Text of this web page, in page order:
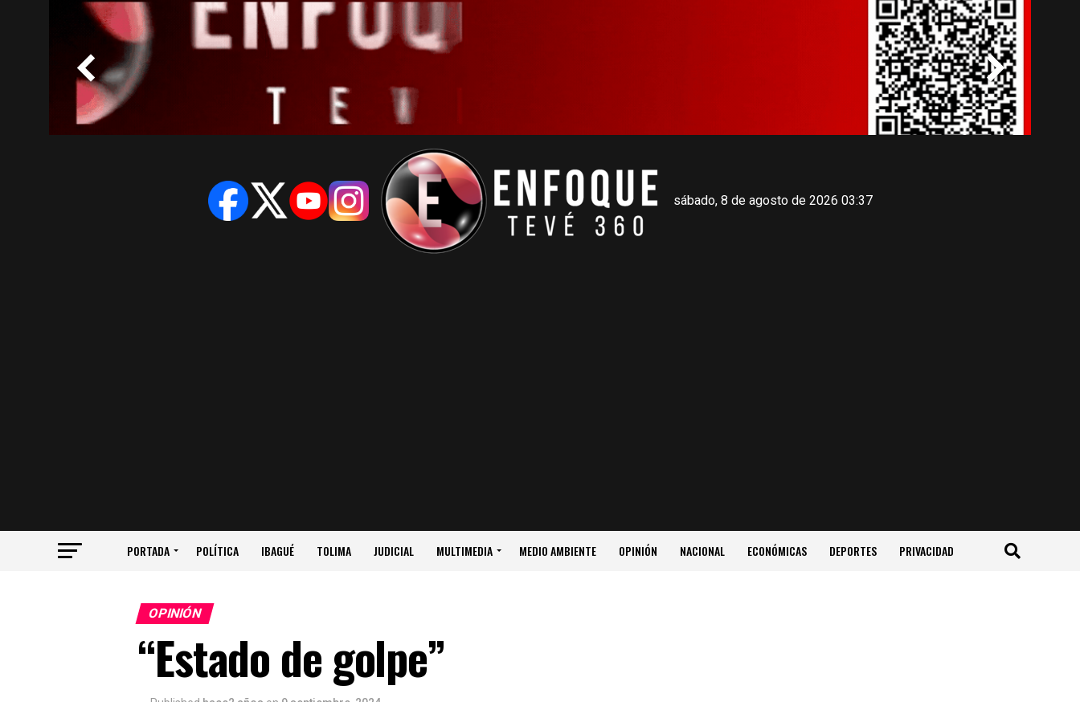
sábado, 8 de agosto de 2026 03:37
PORTADA POLÍTICA IBAGUÉ TOLIMA JUDICIAL MULTIMEDIA MEDIO AMBIENTE OPINIÓN NACIONAL ECONÓMICAS DEPORTES PRIVACIDAD
OPINIÓN
“Estado de golpe”